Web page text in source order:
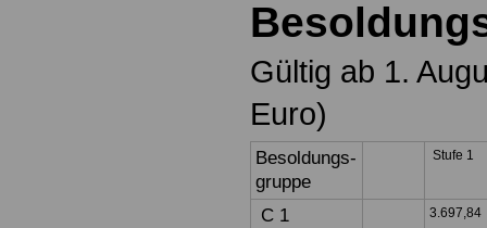
Gültig ab 1.
Euro)
Besoldungs-
gruppe
Stufe 1
C 1 3.697,84